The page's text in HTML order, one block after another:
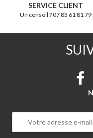
SERVICE CLIENT
Un conseil ? 07 83 61 81 79